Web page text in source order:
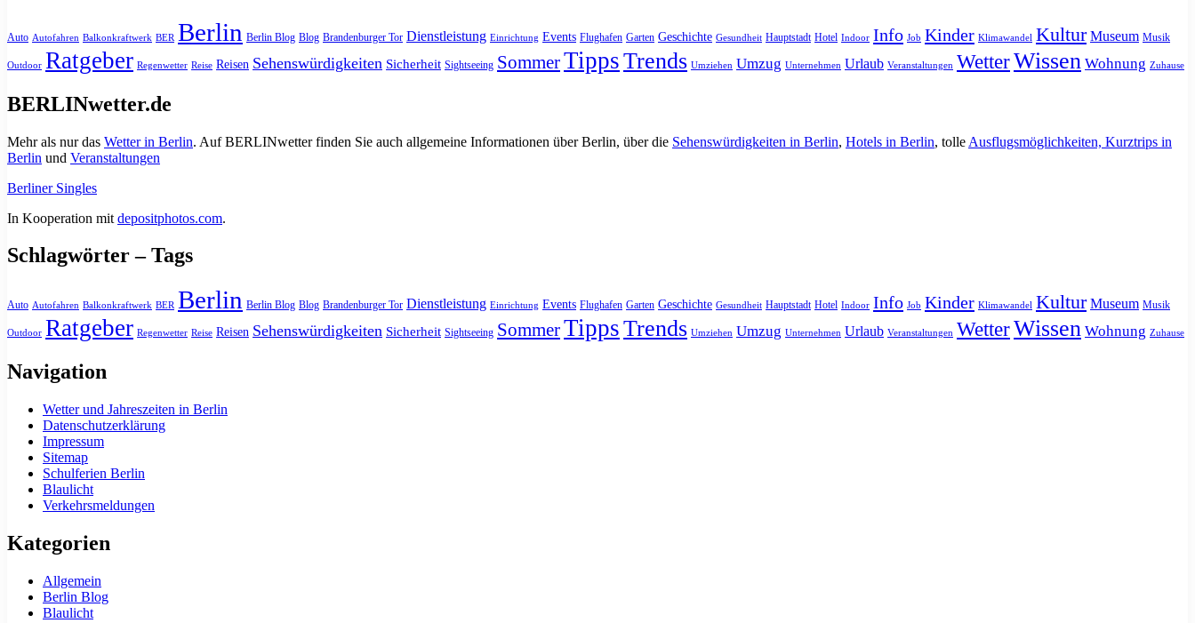
Auto Autofahren Balkonkraftwerk BER Berlin Berlin Blog Blog Brandenburger Tor Dienstleistung Einrichtung Events Flughafen Garten Geschichte Gesundheit Hauptstadt Hotel Indoor Info Job Kinder Klimawandel Kultur Museum Musik
Outdoor Ratgeber Regenwetter Reise Reisen Sehenswürdigkeiten Sicherheit Sightseeing SommerTippsTrends Umziehen Umzug Unternehmen Urlaub Veranstaltungen WetterWissen Wohnung Zuhause
BERLINwetter.de
Mehr als nur das Wetter in Berlin. Auf BERLINwetter finden Sie auch allgemeine Informationen über Berlin, über die Sehenswürdigkeiten in Berlin, Hotels in Berlin, tolle Ausflugsmöglichkeiten, Kurztrips in
Berlin und Veranstaltungen
Berliner Singles
In Kooperation mit depositphotos.com.
Schlagwörter – Tags
Auto Autofahren Balkonkraftwerk BER Berlin Berlin Blog Blog Brandenburger Tor Dienstleistung Einrichtung Events Flughafen Garten Geschichte Gesundheit Hauptstadt Hotel Indoor Info Job Kinder Klimawandel Kultur Museum Musik
Outdoor Ratgeber Regenwetter Reise Reisen Sehenswürdigkeiten Sicherheit Sightseeing SommerTippsTrends Umziehen Umzug Unternehmen Urlaub Veranstaltungen WetterWissen Wohnung Zuhause
Navigation
Wetter und Jahreszeiten in Berlin
Datenschutzerklärung
Impressum
Sitemap
Schulferien Berlin
Blaulicht
Verkehrsmeldungen
Kategorien
Allgemein
Berlin Blog
Blaulicht